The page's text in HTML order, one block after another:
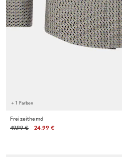
+ 1 Farben
Freizeithemd
49.99 €
24.99 €